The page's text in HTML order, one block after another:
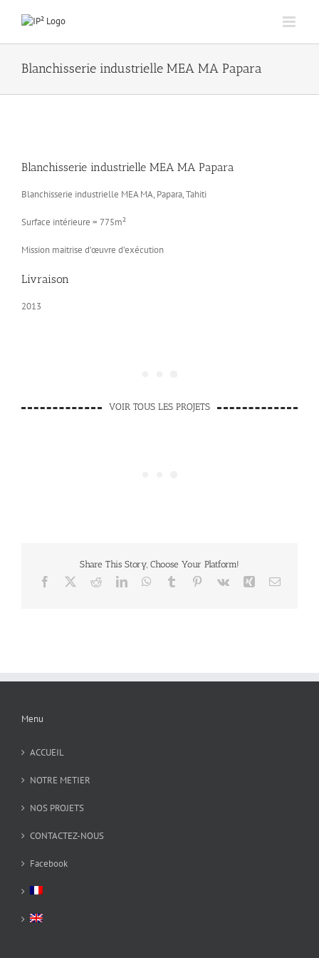
Blanchisserie industrielle MEA MA Papara
Blanchisserie industrielle MEA MA Papara
Blanchisserie industrielle MEA MA, Papara, Tahiti
Surface intérieure = 775m²
Mission maitrise d’œuvre d’exécution
Livraison
2013
VOIR TOUS LES PROJETS
Share This Story, Choose Your Platform!
Facebook
TwitterRedditLinkedInWhatsApp
Tumblr Pinterest
Vk Xing Email
Menu
ACCUEIL
NOTRE METIER
NOS PROJETS
CONTACTEZ-NOUS
Facebook